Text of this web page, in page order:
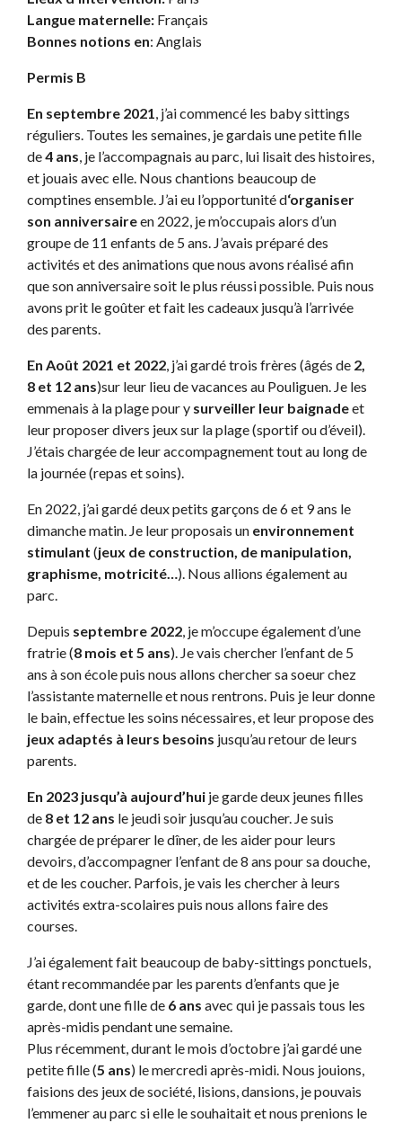
Langue maternelle: Français
Bonnes notions en: Anglais
Permis B
En septembre 2021, j’ai commencé les baby sittings
réguliers. Toutes les semaines, je gardais une petite fille
de4 ans, je l’accompagnais au parc, lui lisait des histoires,
et jouais avec elle. Nous chantions beaucoup de
comptines ensemble. J’ai eu l’opportunité d‘organiser
son anniversaireen 2022, je m’occupais alors d’un
groupe de 11 enfants de 5 ans. J’avais préparé des
activités et des animations que nous avons réalisé afin
que son anniversaire soit le plus réussi possible. Puis nous
avons prit le goûter et fait les cadeaux jusqu’à l’arrivée
des parents.
En Août 2021 et 2022, j’ai gardé trois frères (âgés de 2,
8 et 12 ans)sur leur lieu de vacances au Pouliguen. Je les
emmenais à la plage pour y surveiller leur baignadeet
leur proposer divers jeux sur la plage (sportif ou d’éveil).
J’étais chargée de leur accompagnement tout au long de
la journée (repas et soins).
En 2022, j’ai gardé deux petits garçons de 6 et 9 ans le
dimanche matin. Je leur proposais un environnement
stimulant (jeux de construction, de manipulation,
graphisme, motricité…). Nous allions également au
parc.
Depuis septembre 2022, je m’occupe également d’une
fratrie (8 mois et 5 ans). Je vais chercher l’enfant de 5
ans à son école puis nous allons chercher sa soeur chez
l’assistante maternelle et nous rentrons. Puis je leur donne
le bain, effectue les soins nécessaires, et leur propose des
jeux adaptés à leurs besoins jusqu’au retour de leurs
parents.
En 2023 jusqu’à aujourd’hui je garde deux jeunes filles
de 8 et 12 ans le jeudi soir jusqu’au coucher. Je suis
chargée de préparer le dîner, de les aider pour leurs
devoirs, d’accompagner l’enfant de 8 ans pour sa douche,
et de les coucher. Parfois, je vais les chercher à leurs
activités extra-scolaires puis nous allons faire des
courses.
J’ai également fait beaucoup de baby-sittings ponctuels,
étant recommandée par les parents d’enfants que je
garde, dont une fille de 6 ans avec qui je passais tous les
après-midis pendant une semaine.
Plus récemment, durant le mois d’octobre j’ai gardé une
petite fille (5 ans) le mercredi après-midi. Nous jouions,
faisions des jeux de société, lisions, dansions, je pouvais
l’emmener au parc si elle le souhaitait et nous prenions le